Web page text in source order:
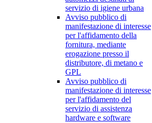
servizio di igiene urbana
Avviso pubblico di
manifestazione di interesse
per l'affidamento della
fornitura, mediante
erogazione presso il
distributore, di metano e
GPL
Avviso pubblico di
manifestazione di interesse
per l'affidamento del
servizio di assistenza
hardware e software